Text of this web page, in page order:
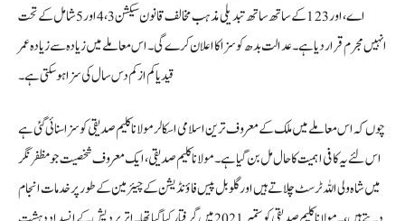
اے، اور 123 کے ساتھ ساتھ تبدیلی مذہب مخالف قانون سیکشن 3، 4 اور 5 شامل کے تحت
انہیں مجرم قرار دیا ہے۔ عدالت بدھ کو سزا کا اعلان کرے گی۔ اس معاملے میں زیادہ سے زیادہ عمر
قید یا کم از کم دس سال کی سزا ہو سکتی ہے۔
چوں کہ اس معاملے میں ملک کے معروف ترین اسلامی اسکالر مولانا کلیم صدیقی کو سزا سنائی گئی ہے
اس لئے یہ کافی اہمیت کا حال مل بن گیا ہے۔مولانا کلیم صدیقی، ایک معروف شخصیت جو مظفر نگر
میں شاہ ولی اللہ ٹرسٹ چلاتے ہیں اور گلوبل پیس فاؤنڈیشن کے چیئرمین کے طور پر خدمات انجام